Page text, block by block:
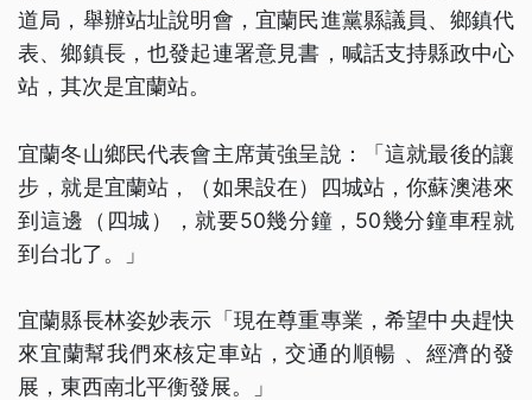
道局，舉辦站址說明會，宜蘭民進黨縣議員、鄉鎮代
表、鄉鎮長，也發起連署意見書，喊話支持縣政中心
站，其次是宜蘭站。
宜蘭冬山鄉民代表會主席黃強呈說：「這就最後的讓
步，就是宜蘭站，（如果設在）四城站，你蘇澳港來
到這邊（四城），就要50幾分鐘，50幾分鐘車程就
到台北了。」
宜蘭縣長林姿妙表示「現在尊重專業，希望中央趕快
來宜蘭幫我們來核定車站，交通的順暢 、經濟的發
展，東西南北平衡發展。」